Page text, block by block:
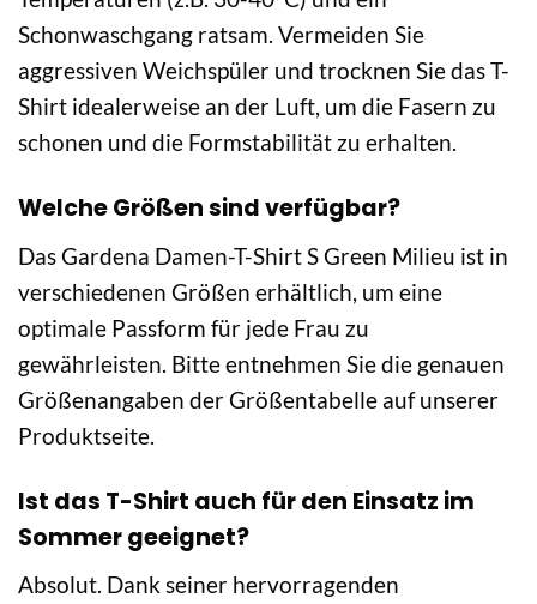
Schonwaschgang ratsam. Vermeiden Sie
aggressiven Weichspüler und trocknen Sie das T-
Shirt idealerweise an der Luft, um die Fasern zu
schonen und die Formstabilität zu erhalten.
Welche Größen sind verfügbar?
Das Gardena Damen-T-Shirt S Green Milieu ist in
verschiedenen Größen erhältlich, um eine
optimale Passform für jede Frau zu
gewährleisten. Bitte entnehmen Sie die genauen
Größenangaben der Größentabelle auf unserer
Produktseite.
Ist das T-Shirt auch für den Einsatz im
Sommer geeignet?
Absolut. Dank seiner hervorragenden